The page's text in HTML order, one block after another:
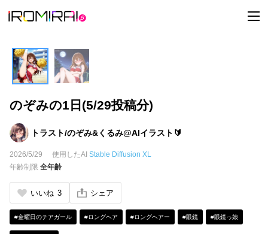
t
o
のぞみの1日(5/29投稿分)
トラスト/のぞみ&くるみ@AIイラスト🔰
2026/5/29 使用したAI Stable Diffusion XL
年齢制限 全年齢
いいね 3 シェア
#金曜日のチアガール #ロングヘア #ロングヘアー #眼鏡 #眼鏡っ娘